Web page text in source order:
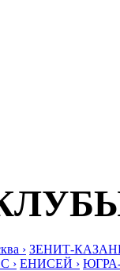
› ЗЕНИТ-
› ЕНИСЕЙ ›